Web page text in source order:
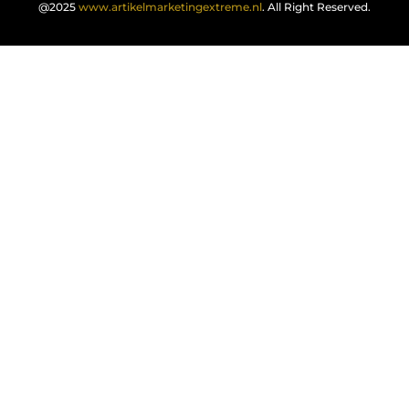
@2025 www.artikelmarketingextreme.nl. All Right Reserved.